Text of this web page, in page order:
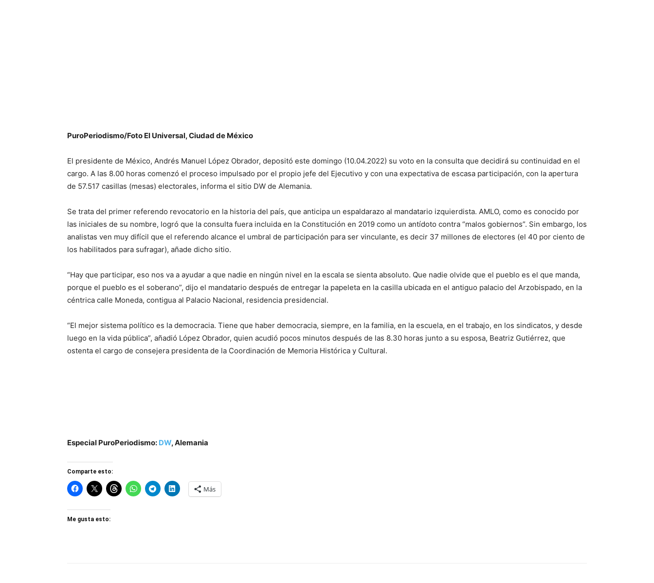
PuroPeriodismo/Foto El Universal, Ciudad de México
El presidente de México, Andrés Manuel López Obrador, depositó este domingo (10.04.2022) su voto en la consulta que decidirá su continuidad en el
cargo. A las 8.00 horas comenzó el proceso impulsado por el propio jefe del Ejecutivo y con una expectativa de escasa participación, con la apertura
de 57.517 casillas (mesas) electorales, informa el sitio DW de Alemania.
Se trata del primer referendo revocatorio en la historia del país, que anticipa un espaldarazo al mandatario izquierdista. AMLO, como es conocido por
las iniciales de su nombre, logró que la consulta fuera incluida en la Constitución en 2019 como un antídoto contra “malos gobiernos”. Sin embargo, los
analistas ven muy difícil que el referendo alcance el umbral de participación para ser vinculante, es decir 37 millones de electores (el 40 por ciento de
los habilitados para sufragar), añade dicho sitio.
“Hay que participar, eso nos va a ayudar a que nadie en ningún nivel en la escala se sienta absoluto. Que nadie olvide que el pueblo es el que manda,
porque el pueblo es el soberano”, dijo el mandatario después de entregar la papeleta en la casilla ubicada en el antiguo palacio del Arzobispado, en la
céntrica calle Moneda, contigua al Palacio Nacional, residencia presidencial.
“El mejor sistema político es la democracia. Tiene que haber democracia, siempre, en la familia, en la escuela, en el trabajo, en los sindicatos, y desde
luego en la vida pública”, añadió López Obrador, quien acudió pocos minutos después de las 8.30 horas junto a su esposa, Beatriz Gutiérrez, que
ostenta el cargo de consejera presidenta de la Coordinación de Memoria Histórica y Cultural.
Especial PuroPeriodismo: DW, Alemania
Comparte esto:
Más
Me gusta esto: